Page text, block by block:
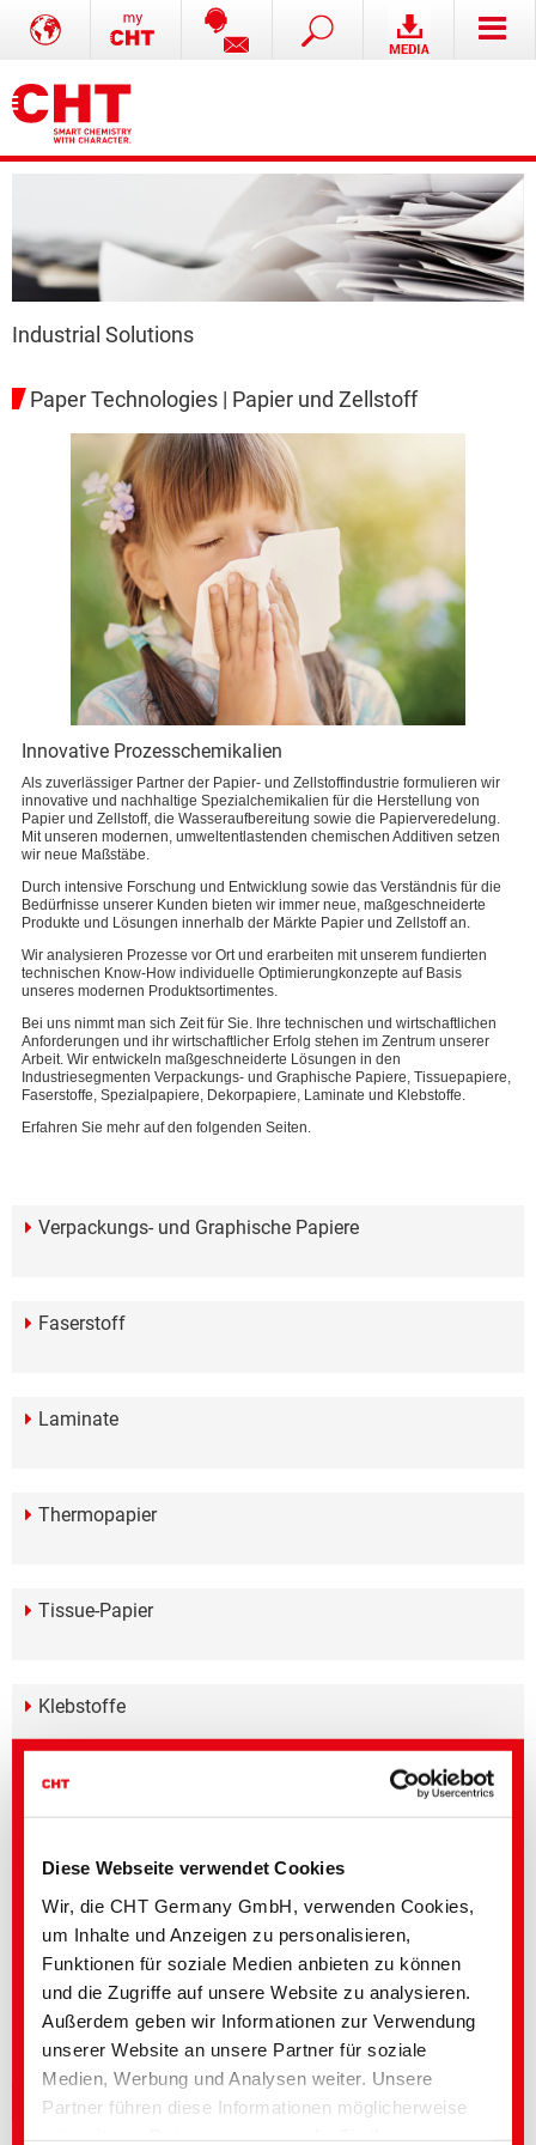
Diese Webseite verwendet Cookies
Wir, die CHT Germany GmbH, verwenden Cookies,
um Inhalte und Anzeigen zu personalisieren,
Funktionen für soziale Medien anbieten zu können
und die Zugriffe auf unsere Website zu analysieren.
Außerdem geben wir Informationen zur Verwendung
unserer Website an unsere Partner für soziale
Medien, Werbung und Analysen weiter. Unsere
Partner führen diese Informationen möglicherweise
Industrial Solutions
Paper Technologies | Papier und Zellstoff
Innovative Prozesschemikalien
Als zuverlässiger Partner der Papier- und Zellstoffindustrie formulieren wir
innovative und nachhaltige Spezialchemikalien für die Herstellung von
Papier und Zellstoff, die Wasseraufbereitung sowie die Papierveredelung.
Mit unseren modernen, umweltentlastenden chemischen Additiven setzen
wir neue Maßstäbe.
Durch intensive Forschung und Entwicklung sowie das Verständnis für die
Bedürfnisse unserer Kunden bieten wir immer neue, maßgeschneiderte
Produkte und Lösungen innerhalb der Märkte Papier und Zellstoff an.
Wir analysieren Prozesse vor Ort und erarbeiten mit unserem fundierten
technischen Know-How individuelle Optimierungkonzepte auf Basis
unseres modernen Produktsortimentes.
Bei uns nimmt man sich Zeit für Sie. Ihre technischen und wirtschaftlichen
Anforderungen und ihr wirtschaftlicher Erfolg stehen im Zentrum unserer
Arbeit. Wir entwickeln maßgeschneiderte Lösungen in den
Industriesegmenten Verpackungs- und Graphische Papiere, Tissuepapiere,
Faserstoffe, Spezialpapiere, Dekorpapiere, Laminate und Klebstoffe.
Erfahren Sie mehr auf den folgenden Seiten.
Verpackungs- und Graphische Papiere
Faserstoff
Laminate
Thermopapier
Tissue-Papier
Klebstoffe
Weiterführende Medien
Bereich Titel englisch Sprache
Paper Technologies
Sustainable Food
Packaging
Angebot▸ Paper Technologies | Papier und Zellstoff
Produktarten